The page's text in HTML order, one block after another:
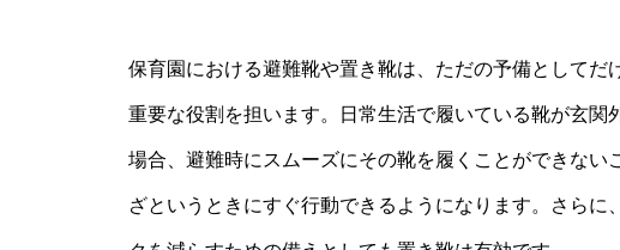
保育園における避難靴や置き靴は、ただの予備としてだ
重要な役割を担います。日常生活で履いている靴が玄関
場合、避難時にスムーズにその靴を履くことができな
ざというときにすぐ行動できるようになります。さら